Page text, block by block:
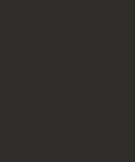
ud digitalt, når
brands.
værktøj, der
synlig i de
Læs med